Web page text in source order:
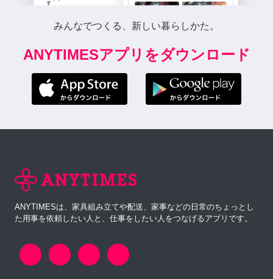
みんなでつくる、新しい暮らしかた。
ANYTIMESアプリをダウンロード
ANYTIMESは、家具組み立てや配送、家事などの日常のちょっとし
た用事を依頼したい人と、仕事をしたい人をつなげるアプリです。